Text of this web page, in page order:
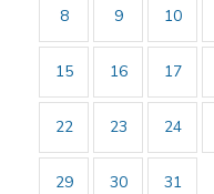
8 9 10
15 16 17
22 23 24
29 30 31